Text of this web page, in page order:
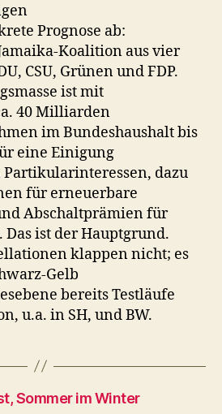
Prognose ab:
Koalition aus vier
CSU, Grünen und FDP.
ist mit
40 Milliarden
im Bundeshaushalt bis
eine Einigung
dazu
für erneuerbare
Abschaltprämien für
ist der Hauptgrund.
klappen nicht; es
Gelb
bereits Testläufe
u.a. in SH, und BW.
Sommer im Winter